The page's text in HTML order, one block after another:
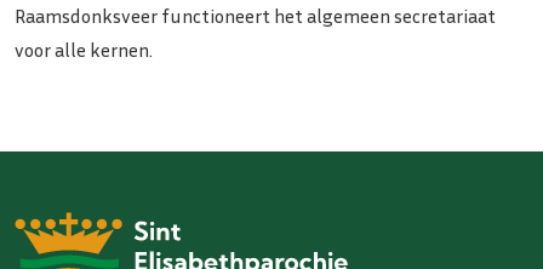
Raamsdonksveer functioneert het algemeen secretariaat
voor alle kernen.